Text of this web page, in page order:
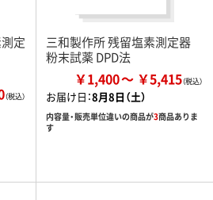
定
三和製作所 残留塩素測定器
粉末試薬 DPD法
￥1,400 ￥5,415
お届け日：8月8日（土）
内容量・販売単位違いの商品が3商品ありま
す